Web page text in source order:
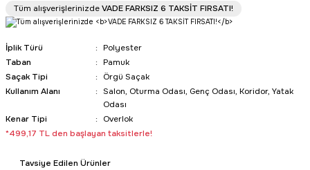
SAAT 16:30’a KADAR AYNI GÜN KARGO
Tüm alışverişlerinizdeVADE FARKSIZ 6 TAKSİT FIRSATI!
İplik Türü
Polyester
Taban
Pamuk
Saçak Tipi
Örgü Saçak
Kullanım Alanı
Salon, Oturma Odası, Genç Odası, Koridor, Yatak
Odası
Kenar Tipi
Overlok
*499,17 TL den başlayan taksitlerle!
Tavsiye Edilen Ürünler